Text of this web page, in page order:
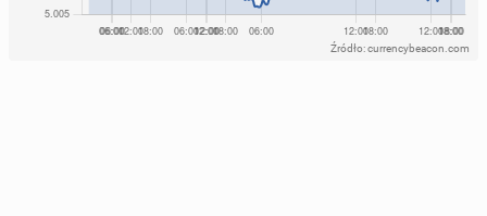
Źródło: currencybeacon.com